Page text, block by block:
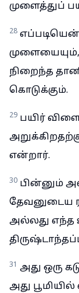
முளைத்துப்
28
முளையையும்,
நிறைந்த
கொடுக்கும்.
29 பயிர்
என்றார்.
30 பின்னும்
தேவனுடைய
அல்லது
31 அது ஒரு
அது